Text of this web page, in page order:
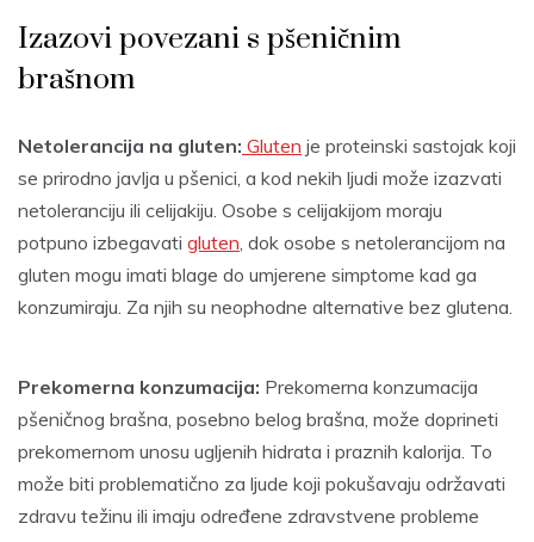
Izazovi povezani s pšeničnim
brašnom
Netolerancija na gluten: Gluten je proteinski sastojak koji
se prirodno javlja u pšenici, a kod nekih ljudi može izazvati
netoleranciju ili celijakiju. Osobe s celijakijom moraju
potpuno izbegavati gluten , dok osobe s netolerancijom na
gluten mogu imati blage do umjerene simptome kad ga
konzumiraju. Za njih su neophodne alternative bez glutena.
Prekomerna konzumacija: Prekomerna konzumacija
pšeničnog brašna, posebno belog brašna, može doprineti
prekomernom unosu ugljenih hidrata i praznih kalorija. To
može biti problematično za ljude koji pokušavaju održavati
zdravu težinu ili imaju određene zdravstvene probleme